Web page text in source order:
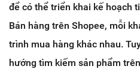
để có thể triển khai kế hoạch
Bán hàng trên Shopee, mỗi
trình mua hàng khác nhau.
hướng tìm kiếm sản phẩm